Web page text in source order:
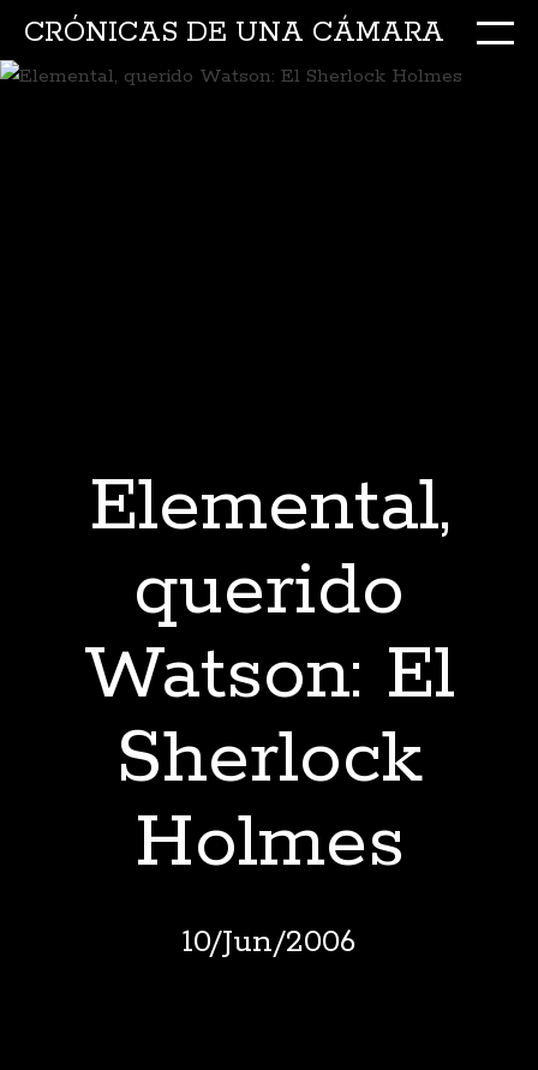
CRÓNICAS DE UNA CÁMARA
Elemental,
querido
Watson: El
Sherlock
Holmes
10/Jun/2006